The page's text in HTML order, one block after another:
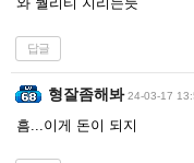
답글
형잘좀해봐 24-03-17
흠...이게 돈이 되지